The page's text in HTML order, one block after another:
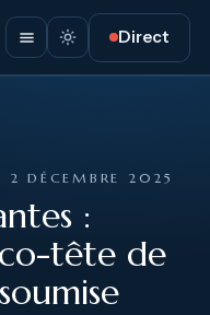
Direct
2 DÉCEMBRE 2025
:
tête de